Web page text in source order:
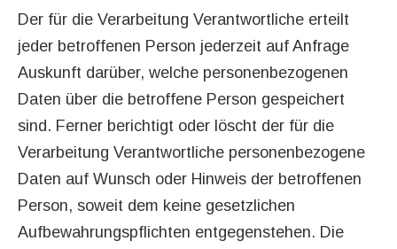
Der für die Verarbeitung Verantwortliche erteilt
jeder betroffenen Person jederzeit auf Anfrage
Auskunft darüber, welche personenbezogenen
Daten über die betroffene Person gespeichert
sind. Ferner berichtigt oder löscht der für die
Verarbeitung Verantwortliche personenbezogene
Daten auf Wunsch oder Hinweis der betroffenen
Person, soweit dem keine gesetzlichen
Aufbewahrungspflichten entgegenstehen. Die